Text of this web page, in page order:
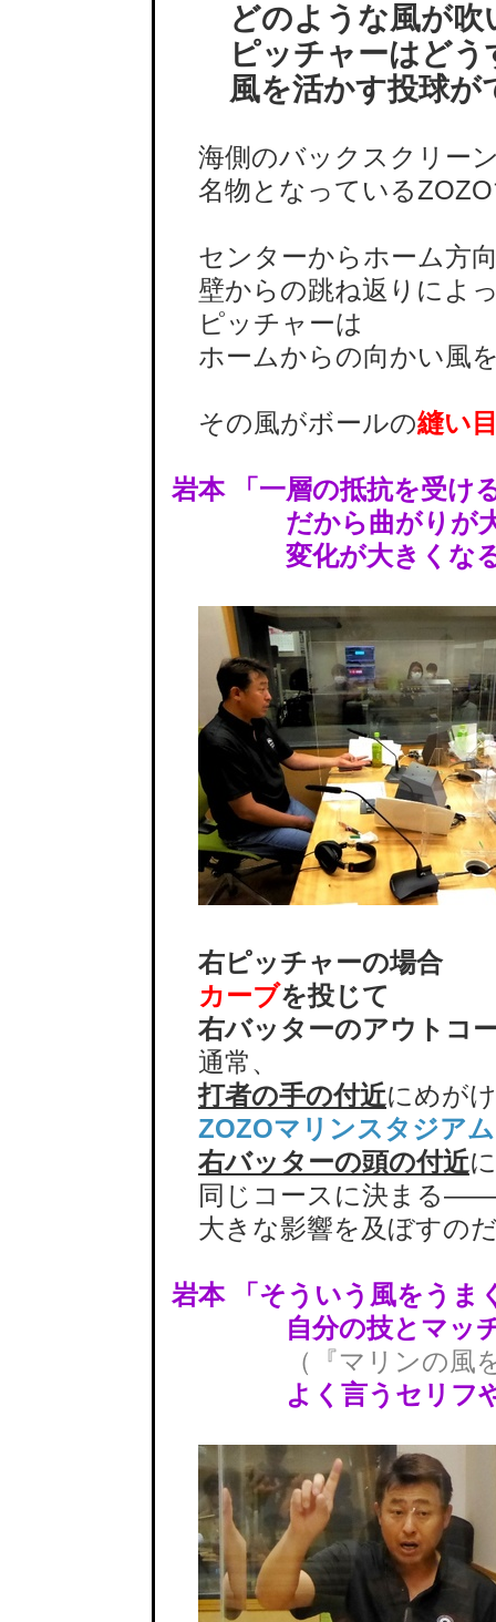
どのような風が吹
ピッチャーはどう
風を活かす投球が
海側のバックスクリー
名物となっている
センターからホーム方
壁からの跳ね返りによ
ピッチャーは
ホームからの向かい風
その風がボールの縫い
岩本 「一層の抵抗を受け
だから曲がりが大
変化が大きくなる
右ピッチャーの場合
カーブを投じて
右バッターのアウトコ
通常、
打者の手の付近にめが
ZOZOマリンスタジアム
右バッターの頭の付近
同じコースに決まる――
大きな影響を及ぼすの
岩本 「そういう風をうま
自分の技とマッチ
（『マリンの風
よく言うセリフや